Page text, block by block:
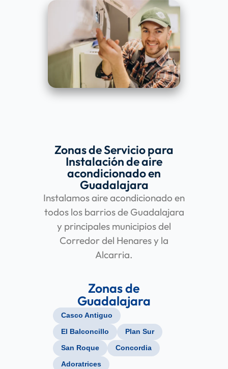
Zonas de Servicio para
Instalación de aire
acondicionado en
Guadalajara
Instalamos aire acondicionado en
todos los barrios de Guadalajara
y principales municipios del
Corredor del Henares y la
Alcarria.
Zonas de
Guadalajara
Casco Antiguo
El Balconcillo Plan Sur
San Roque Concordia
Adoratrices